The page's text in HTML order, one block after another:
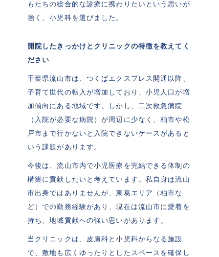
もたちの総合的な診療に携わりたいという思いが
強く、小児科を選びました。
開院したきっかけとクリニックの特徴を教えてく
ださい
千葉県流山市は、つくばエクスプレス開通以降、
子育て世代の転入が増加しており、小児人口が増
加傾向にある地域です。しかし、二次救急病院
（入院が必要な病院）が周辺に少なく、柏市や松
戸市まで行かないと入院できないケースがあると
いう課題があります。
今後は、流山市内で小児医療を完結できる体制の
構築に貢献したいと考えています。私自身は流山
市出身ではありませんが、東葛エリア（柏市な
ど）での勤務経験があり、現在は流山市に愛着を
持ち、地域貢献への強い思いがあります。
当クリニックは、皮膚科と小児科からなる施設
で、敷地も広くゆったりとしたスペースを確保し